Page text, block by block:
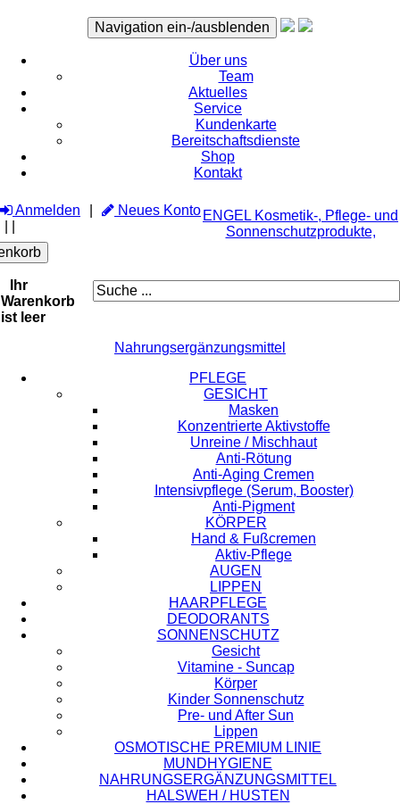
Navigation ein-/ausblenden
Über uns
Team
Aktuelles
Service
Kundenkarte
Bereitschaftsdienste
Shop
Kontakt
Anmelden
Neues Konto
Ihr
Warenkorb
ist leer
ENGEL Kosmetik-, Pflege- und
Sonnenschutzprodukte,
Nahrungsergänzungsmittel
PFLEGE
GESICHT
Masken
Konzentrierte Aktivstoffe
Unreine / Mischhaut
Anti-Rötung
Anti-Aging Cremen
Intensivpflege (Serum, Booster)
Anti-Pigment
KÖRPER
Hand & Fußcremen
Aktiv-Pflege
AUGEN
LIPPEN
HAARPFLEGE
DEODORANTS
SONNENSCHUTZ
Gesicht
Vitamine - Suncap
Körper
Kinder Sonnenschutz
Pre- und After Sun
Lippen
OSMOTISCHE PREMIUM LINIE
MUNDHYGIENE
NAHRUNGSERGÄNZUNGSMITTEL
HALSWEH / HUSTEN